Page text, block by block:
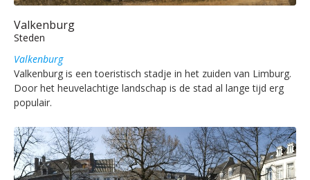
Valkenburg
Steden
Valkenburg
Valkenburg is een toeristisch stadje in het zuiden van Limburg.
Door het heuvelachtige landschap is de stad al lange tijd erg
populair.